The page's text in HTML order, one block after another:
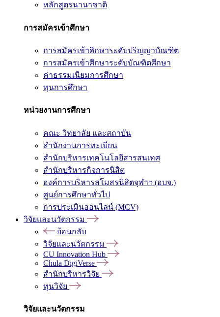
หลักสูตรนานาชาติ
การสมัครเข้าศึกษา
การสมัครเข้าศึกษาระดับปริญญาบัณฑิต
การสมัครเข้าศึกษาระดับบัณฑิตศึกษา
ค่าธรรมเนียมการศึกษา
ทุนการศึกษา
หน่วยงานการศึกษา
คณะ วิทยาลัย และสถาบัน
สำนักงานการทะเบียน
สำนักบริหารเทคโนโลยีสารสนเทศ
สำนักบริหารกิจการนิสิต
องค์การบริหารสโมสรนิสิตจุฬาฯ (อบจ.)
ศูนย์การศึกษาทั่วไป
การประเมินออนไลน์ (MCV)
วิจัยและนวัตกรรม
ย้อนกลับ
วิจัยและนวัตกรรม
CU Innovation Hub
Chula DigiVerse
สำนักบริหารวิจัย
ทุนวิจัย
วิจัยและนวัตกรรม